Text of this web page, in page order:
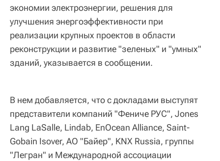
экономии электроэнергии, решения для
улучшения энергоэффективности при
реализации крупных проектов в области
реконструкции и развитие "зеленых" и "умных"
зданий, указывается в сообщении.
В нем добавляется, что с докладами выступят
представители компаний "Фениче РУС", Jones
Lang LaSalle, Lindab, EnOcean Alliance, Saint-
Gobain Isover, АО "Байер", KNX Russia, группы
"Легран" и Международной ассоциации